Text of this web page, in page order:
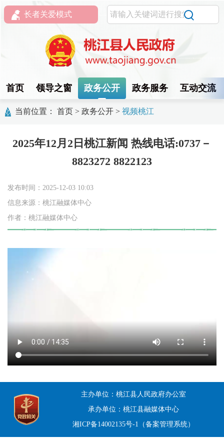
长者关爱模式
首页 领导之窗 政务公开 政务服务 互动交流
当前位置： 首页 > 政务公开 > 视频桃江
2025年12月2日桃江新闻 热线电话:0737－
8823272 8822123
发布时间：2025-12-03 10:03
信息来源：桃江融媒体中心
作者：桃江融媒体中心
主办单位：桃江县人民政府办公室
承办单位：桃江县融媒体中心
湘ICP备14002135号-1（备案管理系统）